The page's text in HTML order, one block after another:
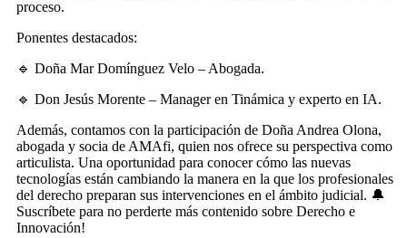
proceso.
Ponentes destacados:
🔹 Doña Mar Domínguez Velo – Abogada.
🔹 Don Jesús Morente – Manager en Tinámica y experto en IA.
Además, contamos con la participación de Doña Andrea Olona,
abogada y socia de AMAfi, quien nos ofrece su perspectiva como
articulista. Una oportunidad para conocer cómo las nuevas
tecnologías están cambiando la manera en la que los profesionales
del derecho preparan sus intervenciones en el ámbito judicial. 🔔
Suscríbete para no perderte más contenido sobre Derecho e
Innovación!